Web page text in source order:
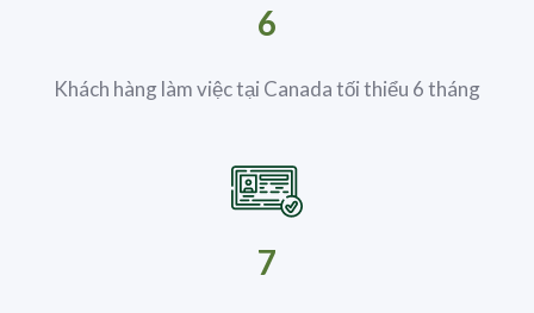
6
Khách hàng làm việc tại Canada tối thiểu 6 tháng
7